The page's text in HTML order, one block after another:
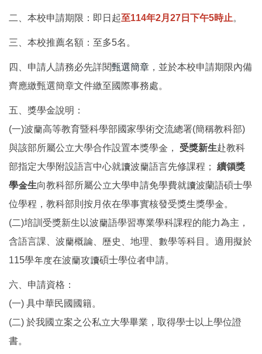
二、本校申請期限：即日起至114年2月27日下午5時止。
三、本校推薦名額：至多5名。
四、申請人請務必先詳閱甄選簡章 ，並於本校申請期限內備
齊應繳甄選簡章文件繳至國際事務處。
五、獎學金說明：
(一)波蘭高等教育暨科學部國家學術交流總署(簡稱教科部)
與該部所屬公立大學合作設置本獎學金， 受獎新生赴教科
部指定大學附設語言中心就讀波蘭語言先修課程； 續領獎
學金生向教科部所屬公立大學申請免學費就讀波蘭語碩士學
位學程，教科部則按月依在學事實核發受獎生獎學金。
(二)培訓受獎新生以波蘭語學習專業學科課程的能力為主，
含語言課、波蘭概論、歷史、地理、數學等科目。適用擬於
115學年度在波蘭攻讀碩士學位者申請。
六、申請資格：
(一) 具中華民國國籍。
(二) 於我國立案之公私立大學畢業，取得學士以上學位證
書。